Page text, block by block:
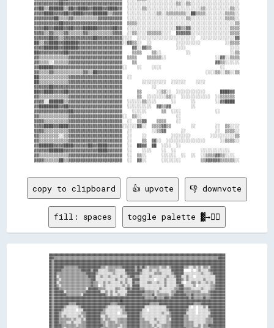
▓▓▓▓▓▓▓▓▓▓██▓▓▓▓▓▓▓▓▓▓▓▓▓▓▓▓▓▓▓▓▓▓▓▓  ░░░░░░░░░░░░░░░░░░░░▒▒░░▒▒░░░░░░░░░░░░░░░░░░░░
▓▓██▒▒██████▒▒██▓▓████▓▓████▓▓████▓▓  ░░░░░░▒▒░░░░░░░░░░░░░░░░░░░░░░▒▒░░░░░░░░░░▒▒░░
▓▓▓▓████▓▓▓▓██▓▓████▓▓▓▓██████▒▒▓▓▓▓  ░░░░░░░░░░░░▒▒░░▒▒▒▒▒▒▒▒░░██▒▒▒▒░░░░░░░░▒▒▒▒░░
▓▓▓▓▓▓▓▓██▒▒▒▒▓▓▒▒▒▒▒▒▒▒▒▒▓▓▓▓▓▓▓▓▓▓  ░░░░░░░░░░░░░░░░░░░░░░░░▒▒░░░░░░░░░░░░░░▒▒▒▒░░
▓▓▓▓▓▓▓▓▓▓██▓▓▓▓▓▓▓▓▓▓▓▓▓▓▓▓▓▓▓▓▓▓▓▓  ▒▒▒▒░░░░░░░░░░░░░░░░░░░░░░░░░░░░░░░░░░░░░░░░▒▒
▓▓▓▓██▓▓████▓▓██▓▓▓▓██████▓▓▓▓▓▓██▓▓  ░░░░░░░░░░░░░░░░░░░░▓▓▒▒▓▓░░░░░░░░░░░░░░░░▒▒▒▒
▓▓▓▓▒▒▓▓▒▒▒▒▓▓▒▒▒▒▒▒▓▓▒▒▒▒▒▒▒▒▒▒▓▓▓▓  ░░▒▒░░░░▒▒▒▒▒▒░░░░  ▓▓▓▓▓▓░░░░░░░░░░░░░░░░▒▒▒▒
▓▓▓▓▓▓██▓▓▒▒▓▓▓▓▓▓▓▓▓▓▓▓██▓▓▓▓▓▓▓▓▓▓░░░░  ░░░░░░░░░░░░░░░░░░░░░░░░  ░░░░░░░░░░░░░░▓▓
██▒▒▓▓████▓▓██████▓▓▓▓▓▓▓▓▓▓▓▓▓▓▓▓▓▓░░▓▓▒▒░░  ░░          ░░░░░░░░░░          ░░▒▒▒▒
▓▓▓▓██████▓▓██████▓▓▓▓▓▓▓▓▓▓▓▓▓▓▓▓▓▓    ▓▓░░▓▓▒▒          ░░░░                  ░░░░
██▓▓▓▓▓▓▓▓▓▓██▓▓▓▓▓▓▓▓▓▓▓▓▓▓▓▓▓▓▓▓▓▓    ▒▒▒▒    ▒▒░░          ░░                ░░▒▒
▓▓▒▒▒▒▒▒▒▒▒▒▒▒▓▓▓▓▓▓▓▓▓▓▓▓▓▓▓▓▓▓▓▓▓▓  ▒▒▒▒    ▒▒▒▒▒▒░░                    ░░▓▓░░▒▒▒▒
▓▓▒▒▒▒░░▒▒▒▒▒▒▓▓▓▓▓▓▓▓▓▓▓▓▓▓▓▓▓▓▓▓▓▓    ▒▒                                ▓▓▒▒░░░░░░
▓▓██████▓▓▓▓▓▓▓▓▓▓▓▓▓▓▓▓▓▓▓▓▓▓▓▓▓▓▓▓░░    ░░    ░░░░                        ░░
▓▓▒▒▒▒▓▓▒▒▒▒▒▒▒▒▒▒▒▒▓▓▒▒██▓▓▓▓▓▓▓▓▓▓                                  ░░░░▒▒░░▒▒░░▒▒
██▒▒▒▒▒▒▒▒▒▒▒▒▓▓▓▓▓▓▓▓▓▓▓▓▓▓▓▓▓▓▓▓▓▓  ░░
██▒▒▒▒▒▒▒▒▒▒▒▒▓▓▓▓▓▓▓▓▓▓▓▓▓▓▓▓▓▓▓▓▓▓        ░░░░░░░░░░  ░░░░░░    ░░░░
▓▓▓▓▓▓██▓▓▓▓▓▓▓▓▓▓▓▓▓▓▓▓▓▓▓▓▓▓▓▓▓▓▓▓            ░░
██▓▓████▓▓▓▓██▓▓▓▓▓▓▓▓▓▓▓▓▓▓▓▓▓▓▓▓▓▓      ▒▒      ░░▒▒░░  ░░░░░░░░░░░░      ████▓▓
▓▓▒▒▒▒▒▒▒▒▒▒▒▒▓▓▓▓▓▓▓▓▓▓▓▓▓▓▓▓▓▓▓▓▓▓      ▒▒  ░░░░░░░░▒▒░░  ░░░░░░░░░░░░  ░░▒▒▒▒▒▒
▓▓▓▓░░██████▒▒▓▓▓▓▓▓▓▓▓▓▓▓▓▓▓▓▓▓▓▓▓▓  ░░░░░░▒▒░░░░      ░░      ░░        ░░▓▓████
▓▓████████▓▓██▓▓▓▓▓▓▓▓▓▓▓▓▓▓▓▓▓▓▓▓▓▓  ░░░░░░░░░░  ▓▓▒▒▓▓        ░░
▓▓▓▓▓▓▓▓▓▓▓▓▓▓██▓▓▓▓▓▓▓▓▓▓▓▓▓▓▓▓▓▓▓▓    ░░░░░░      ▒▒  ░░░░              ░░
▓▓▒▒▒▒▒▒▒▒▒▒▒▒▓▓▓▓▓▓▓▓▓▓▓▓▓▓▓▓▓▓▓▓▓▓░░  ▒▒░░              ░░
▓▓▓▓▒▒▒▒▒▒▒▒▒▒▓▓▓▓▓▓▓▓▓▓▓▓▓▓▓▓▓▓▓▓▓▓  ░░  ▒▒▓▓    ▒▒▒▒    ░░
▓▓▓▓████▓▓████▓▓▓▓▓▓▓▓▓▓▓▓▓▓▓▓▓▓▓▓▓▓░░░░░░▓▓░░  ▒▒▒▒▓▓▒▒        ░░        ░░  ▒▒░░░░
▓▓▓▓▒▒▒▒▒▒▒▒▒▒▓▓▓▓▓▓▓▓▓▓▓▓▓▓▓▓▓▓▓▓▓▓  ░░        ░░▒▒▓▓      ░░            ░░  ▒▒▒▒░░
▓▓▒▒▒▒▒▒▒▒░░▒▒▓▓▓▓▓▓▓▓▓▓▓▓▓▓▓▓▓▓▓▓▓▓  ░░    ░░          ░░░░░░░░        ░░░░░░░░░░▒▒
▓▓▒▒▒▒▒▒▒▒▒▒▒▒▓▓▓▓▓▓▓▓▓▓▓▓▓▓▓▓▓▓▓▓▓▓  ░░    ▒▒  ▓▓░░  ░░░░░░░░░░░░░░░░      ░░▒▒▒▒░░
▓▓██████▓▓▓▓████▓▓▓▓▓▓██▓▓████▓▓▓▓▓▓  ░░  ██▓▓  ██  ░░░░  ░░
▓▓▓▓▓▓██████▓▓▓▓▓▓▓▓▓▓▓▓▓▓████▓▓▓▓▓▓  ░░    ░░░░    ░░  ░░          ░░░░░░░░░░░░
▓▓▒▒▒▒▒▒▒▒▒▒▒▒▓▓▓▓▓▓▓▓▓▓▓▓▓▓▓▓▓▓▓▓▓▓  ░░  ▒▒░░      ░░░░░░  ░░  ░░  ░░▒▒▒▒▓▓▒▒░░░░
copy to clipboard 👍 upvote 👎 downvote
fill: spaces toggle palette ▓→✊🏽
▓▓▓▓▓▓▓▓▓▓▓▓▓▓▓▓▓▓▓▓▓▓▓▓▓▓▓▓▓▓▓▓▓▓▓▓▓▓▓▓▓▓▓▓▓▓▓▓▓▓▓▓▓▓▓▓▓▓▓▓▓▓▓▓▓▓▓▓▓▓▓▓▓▓▓▓▓▓▓▓▓▓▓▓▓▓▓▓▓▓▓▓▓▓▓▓▓▓▓▓▓▓▓▓▓▓▓▓▓▓▓▓▓▓▓▓▓▓▓▓▓▓▓▓▓▓▓▓▓▓▓▓▓▓▓▓▓▓▓▓▓▓▓▓
▓▓▓▓▒▒▒▒▒▒▒▒▒▒▒▒▒▒▒▒▒▒▒▒▒▒▒▒▒▒▒▒▒▒▒▒▒▒▒▒▒▒▒▒▒▒▒▒▒▒▒▒▒▒▒▒▒▒▒▒▒▒▒▒▒▒▒▒▒▒▒▒▒▒▒▒▒▒▒▒▒▒▒▒▒▒▒▒▒▒▒▒▒▒▒▒▒▒▒▒▒▒▒▒▒▒▒▒▒▒▒▒▒▒▒▒▒▒▒▒▒▒▒▒▒▒▒▒▒▒▒▒▒▒▒▒▒▒▓▓▓▓▓▓
▓▓▒▒▓▓▓▓▓▓▓▓▓▓▓▓▓▓▓▓▓▓▓▓▓▓▓▓▓▓▓▓▓▓▓▓▓▓▓▓▓▓▓▓▓▓▓▓▓▓▓▓▓▓▓▓▓▓▓▓▓▓▓▓▓▓▓▓▓▓▓▓▓▓▓▓▓▓▓▓▓▓▓▓▓▓▓▓▓▓▓▓▓▓▓▓▓▓▓▓▓▓▓▓▓▓▓▓▓▓▓▓▓▓▓▓▓▓▓▓▓▓▓▓▓▓▓▓▓▓▓▓▓▓▓▓▓▓▓▓▓▓▓▓
▓▓▒▒▓▓▓▓▓▓▓▓▓▓▓▓▓▓▓▓▓▓▓▓▓▓▓▓▓▓▓▓▓▓▓▓▓▓▓▓▓▓▓▓▓▓▓▓▓▓▓▓▓▓▓▓▓▓▓▓▓▓▓▓▓▓▓▓▓▓▓▓▓▓▓▓▓▓▓▓▓▓▓▓▓▓▓▓▓▓▓▓▓▓▓▓▓▓▓▓▓▓▓▓▓▓▓▓▓▓▓▓▓▓▓▓▓▓▓▓▓▓▓▓▓▓▓▓▓▓▓▓▓▓▓▓▓▓▓▓▓▓▓▓
▓▓▒▒▓▓▓▓▓▓▓▓▒▒▒▒▒▒▒▒▒▒▒▒▓▓▓▓▓▓▓▓▓▓▓▓▓▓▓▓▓▓▒▒▒▒░░▒▒▒▒▒▒▒▒▒▒▒▒▓▓▓▓▓▓▓▓▓▓▒▒▓▓▒▒▓▓▒▒░░▒▒▒▒▒▒▒▒░░▒▒▒▒░░▒▒▓▓▓▓▓▓▓▓▓▓▒▒▒▒░░░░▒▒░░▒▒░░▒▒▒▒░░▓▓▓▓▓▓▓▓▓▓▓▓
▓▓▒▒▓▓▓▓▓▓▒▒▒▒▒▒▒▒▒▒▒▒▒▒▒▒▓▓▓▓▓▓▓▓▒▒▓▓▓▓░░░░░░░░▒▒▒▒▒▒░░░░░░░░▓▓▓▓▓▓▓▓▒▒▓▓▓▓░░░░░░▒▒░░░░▒▒░░░░░░░░░░▓▓▓▓▓▓▓▓▓▓      ░░  ░░▒▒░░░░░░▒▒▓▓▓▓▓▓▓▓▓▓▓▓
▓▓▒▒▓▓▒▒▒▒▒▒▒▒▒▒▒▒▒▒▒▒▒▒▒▒▒▒▒▒▓▓▓▓▓▓▓▓▒▒░░░░░░░░░░░░▒▒░░░░░░░░▒▒▓▓▓▓▓▓▓▓▓▓▒▒░░░░░░░░░░▒▒▒▒▒▒░░░░░░░░▒▒▓▓▓▓▓▓▓▓░░░░░░░░░░░░░░▒▒░░░░░░▒▒▓▓▓▓▓▓▓▓▓▓
▓▓▒▒▓▓░░▒▒▒▒▒▒▒▒▒▒▒▒▒▒▒▒▒▒▒▒▒▒▒▒▓▓▓▓▓▓░░░░▒▒░░░░▒▒░░░░░░░░▒▒░░░░▒▒▓▓▓▓▒▒▒▒░░░░░░░░▒▒░░░░░░░░░░░░▒▒░░░░▒▒▓▓▓▓░░░░▒▒░░░░  ░░░░░░░░░░░░░░░░▓▓▓▓▓▓▓▓
▓▓▒▒▓▓▒▒░░▒▒▒▒▒▒▒▒▒▒▒▒▒▒▒▒▒▒▒▒▒▒▒▒▓▓▓▓░░░░░░░░░░░░░░░░▒▒░░░░░░▒▒░░░░▓▓▓▓▓▓░░░░░░░░░░░░  ░░░░░░▒▒░░░░░░░░▓▓▓▓▒▒░░▒▒░░░░░░░░░░░░▒▒░░░░░░░░▓▓▓▓▓▓▓▓
▓▓▒▒▓▓░░▒▒▒▒▒▒▒▒▒▒▒▒▒▒▒▒▒▒▒▒▒▒▒▒▒▒▓▓▒▒▒▒░░░░▒▒░░▒▒░░░░░░░░▒▒░░▒▒░░░░▓▓▒▒▒▒░░░░░░▒▒▒▒░░░░▒▒░░░░▒▒░░░░░░░░▓▓▓▓░░  ░░░░▒▒▒▒░░▒▒░░░░▒▒░░▒▒░░▓▓▓▓▓▓▓▓
▓▓▒▒▓▓▒▒░░▒▒▒▒▒▒▒▒▒▒▒▒▒▒▒▒▒▒▒▒▒▒▒▒▓▓▒▒▒▒  ░░▒▒░░░░░░░░░░░░░░▒▒░░▒▒░░▓▓▓▓▓▓░░░░░░░░░░░░░░░░░░░░▒▒░░░░░░░░▒▒▓▓▓▓░░░░░░░░▒▒  ░░░░░░░░░░▒▒▒▒▓▓▓▓▓▓▓▓
▓▓▒▒▓▓▓▓▒▒▒▒▒▒▒▒▒▒▒▒▒▒▒▒▒▒▒▒▒▒░░▓▓▓▓▓▓▓▓▒▒▒▒▒▒░░░░░░░░▒▒▒▒░░░░▒▒▓▓▒▒▓▓▓▓▓▓▒▒▒▒░░░░░░░░░░░░▒▒░░░░░░░░░░▒▒▒▒▓▓▓▓▒▒▒▒▒▒░░░░░░░░▒▒░░░░░░▒▒▒▒▓▓▓▓▓▓▓▓
▓▓▒▒▓▓▓▓▓▓▓▓░░▒▒▒▒▒▒▒▒▒▒▒▒▒▒▒▒▓▓▓▓▓▓▓▓▓▓▓▓░░░░▒▒░░▒▒░░▒▒░░░░░░░░▓▓▓▓▓▓▓▓▓▓▓▓▓▓▒▒▒▒▒▒▒▒░░▒▒░░░░░░░░░░▒▒▒▒▓▓▓▓▓▓▒▒▒▒▒▒▒▒▒▒▒▒▒▒░░░░░░▒▒▓▓▓▓▓▓▓▓▓▓▓▓
▓▓▒▒▓▓▓▓▓▓▓▓▓▓▒▒▒▒▒▒▒▒▒▒▒▒░░▓▓▓▓▓▓▓▓▓▓▓▓▓▓▓▓▓▓▒▒░░▒▒░░░░▒▒░░░░▒▒▓▓▓▓▓▓▓▓▓▓▓▓▒▒▒▒▒▒▒▒▓▓░░▒▒▒▒▒▒▒▒▒▒░░▒▒▓▓▓▓▓▓▓▓▓▓▒▒▒▒▓▓▒▒▒▒▒▒▒▒▒▒▒▒▒▒▓▓▓▓▓▓▓▓▓▓▓▓
▓▓▒▒▓▓▓▓▓▓▓▓▓▓▓▓▓▓▓▓▓▓▓▓▓▓▓▓▓▓▓▓▓▓▓▓▓▓▓▓▓▓▓▓▓▓▓▓▓▓▓▓▓▓▓▓▓▓▓▓▓▓▓▓▓▓▓▓▓▓▓▓▓▓▓▓▓▓▒▒▒▒▒▒▒▒▓▓▒▒▒▒▒▒▓▓▓▓▒▒▓▓▓▓▓▓▓▓▓▓▓▓▓▓▒▒▓▓▒▒▒▒▒▒▒▒▓▓▒▒▒▒▓▓▓▓▓▓▓▓▓▓▓▓
▓▓▒▒▓▓▓▓▓▓▓▓▓▓▓▓▓▓▓▓▓▓▓▓▓▓▓▓▓▓▓▓▓▓▓▓▓▓▓▓▓▓▓▓▓▓▓▓▓▓▓▓▓▓▓▓▓▓██▓▓▓▓▓▓▓▓▓▓▓▓▓▓▓▓▓▓▓▓▓▓▓▓▓▓▓▓▓▓▓▓▓▓▓▓▓▓▓▓▓▓▓▓▓▓▓▓▓▓▓▓▓▓▓▓▓▓▓▓▓▓▓▓▓▓▓▓▓▓▓▓▓▓▓▓▓▓▓▓▓▓▓▓
▓▓▒▒▓▓▓▓▓▓▓▓▓▓▓▓▒▒▒▒▒▒▓▓▓▓▓▓▓▓▓▓▓▓▓▓▓▓▓▓▓▓▓▓▓▓▓▓▓▓▒▒▒▒▒▒▓▓▓▓▓▓▓▓▓▓▓▓▓▓▓▓▓▓▓▓▓▓▓▓▓▓▒▒▒▒▒▒▒▒▓▓▓▓▓▓▓▓▓▓▓▓▓▓▓▓▓▓▓▓▓▓▓▓▓▓▓▓▒▒▒▒▒▒▓▓▓▓▓▓▓▓▓▓▓▓▓▓▓▓▓▓▓▓
▓▓▒▒▓▓▓▓▓▓▓▓▒▒░░░░░░░░░░▒▒▓▓▓▓▓▓▓▓▓▓▓▓▓▓▓▓▓▓▓▓▒▒░░░░░░░░░░▒▒▒▒▓▓▓▓▓▓▓▓▓▓▓▓▓▓▓▓░░░░░░░░░░░░░░░░░░▓▓▓▓▓▓▓▓▓▓▓▓▓▓▓▓▓▓░░  ░░  ░░░░▒▒░░▓▓▓▓▓▓▓▓▓▓▓▓▓▓
▓▓▒▒▓▓▓▓▓▓▒▒░░░░░░░░░░  ░░░░▓▓▓▓▓▓▓▓▓▓▓▓▓▓▓▓▒▒░░░░░░░░░░░░░░▒▒▓▓▓▓▓▓▓▓▓▓▓▓▓▓░░░░  ░░░░░░░░░░░░░░▒▒▓▓▓▓▓▓▓▓▓▓▓▓▓▓▒▒░░░░░░  ░░░░░░░░▒▒▓▓▓▓▓▓▓▓▓▓▓▓
▓▓▒▒▓▓▓▓▒▒░░░░░░░░░░░░░░░░▒▒▒▒▓▓▓▓▓▓▓▓▓▓▓▓▒▒▒▒░░░░░░░░░░  ░░▒▒▒▒▓▓▓▓▓▓▓▓▓▓▒▒░░░░░░░░░░░░░░░░▒▒░░░░▒▒▓▓▓▓▓▓▓▓▓▓▓▓░░░░░░░░  ░░░░░░░░░░▓▓▓▓▓▓▓▓▓▓▓▓
▓▓▒▒▓▓▓▓▒▒░░▒▒░░░░░░░░░░▒▒░░▒▒▓▓▓▓▓▓▓▓▓▓▓▓░░░░▒▒░░░░░░░░░░░░░░░░▓▓▓▓▓▓▓▓▓▓▒▒░░░░░░░░░░░░░░░░░░░░▒▒▒▒▓▓▓▓▓▓▓▓▓▓▒▒▒▒░░░░░░░░░░░░░░░░▒▒▓▓▓▓▓▓▓▓▓▓▓▓
▓▓▒▒▓▓▓▓▒▒▒▒▒▒▒▒▒▒░░▒▒░░░░▒▒░░▓▓▓▓▓▓▓▓▓▓▓▓▒▒░░▒▒▒▒░░░░░░▒▒▒▒▒▒▒▒▓▓▓▓▓▓▓▓▓▓▒▒▒▒░░░░░░░░▒▒░░░░░░░░▒▒░░▓▓▓▓▓▓▓▓▓▓▒▒▒▒░░░░░░░░░░░░░░▒▒▒▒▒▒▓▓▓▓▓▓▓▓▓▓
▓▓▒▒▓▓▓▓▒▒▒▒▒▒░░░░▒▒░░░░░░▒▒▒▒▓▓▓▓▓▓▓▓▓▓▓▓▒▒▒▒░░▒▒▒▒▒▒░░▒▒▒▒▒▒▒▒▓▓▓▓▓▓▓▓▓▓▒▒▒▒▒▒▒▒░░░░░░▒▒░░░░░░▒▒▒▒▓▓▓▓▓▓▓▓▓▓▒▒▒▒▒▒▒▒░░░░░░░░░░▒▒▒▒▒▒▓▓▓▓▓▓▓▓▓▓
▓▓▒▒▓▓▓▓▓▓▒▒▒▒▒▒▒▒▒▒▒▒░░▒▒▒▒▒▒▓▓▓▓▓▓▓▓▓▓▓▓▓▓▒▒░░▒▒▒▒▒▒▒▒▒▒░░▒▒▒▒▓▓▓▓▓▓▓▓▓▓▒▒▒▒▒▒▒▒▒▒░░▒▒░░░░▒▒▒▒▒▒▒▒▓▓▓▓▓▓▓▓▓▓▒▒▒▒▒▒▒▒░░░░▒▒░░▒▒▒▒▓▓▓▓▓▓▓▓▓▓▓▓▓▓